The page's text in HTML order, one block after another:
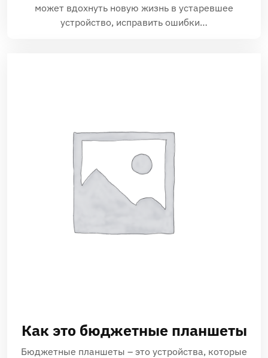
может вдохнуть новую жизнь в устаревшее
устройство, исправить ошибки…
Как это бюджетные планшеты
Бюджетные планшеты – это устройства, которые